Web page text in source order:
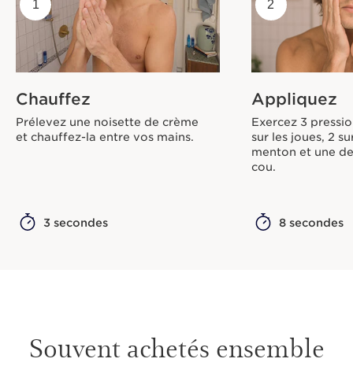
1
Chauffez
Prélevez une noisette de crème
et chauffez-la entre vos mains.
3 secondes
2
Appliquez
Exercez 3
sur les joues, 2
menton et une
cou.
8 secondes
Souvent achetés ensemble